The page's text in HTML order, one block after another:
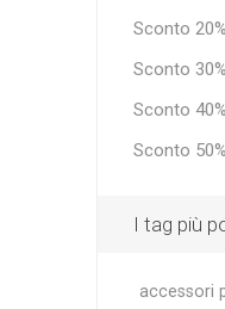
Sconto 20%
Sconto 30%
Sconto 40%
Sconto 50%
I tag più
accessori